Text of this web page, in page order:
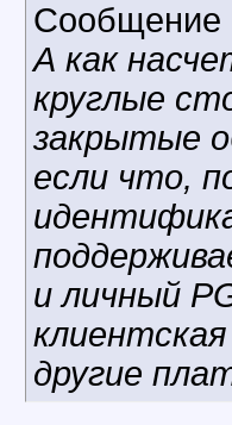
Сообщение
А как
круглые
закрытые
если что,
и личный
другие